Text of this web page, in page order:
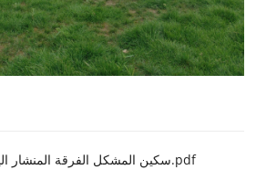
سكين المشكل الفرقة المنشار اليدوي حشو إلخ.pdf